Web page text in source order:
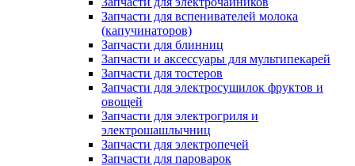
Запчасти для вспенивателей молока
(капучинаторов)
Запчасти для блинниц
Запчасти и аксессуары для мультипекарей
Запчасти для тостеров
Запчасти для электросушилок фруктов и
овощей
Запчасти для электрогриля и
электрошашлычниц
Запчасти для электропечей
Запчасти для пароварок